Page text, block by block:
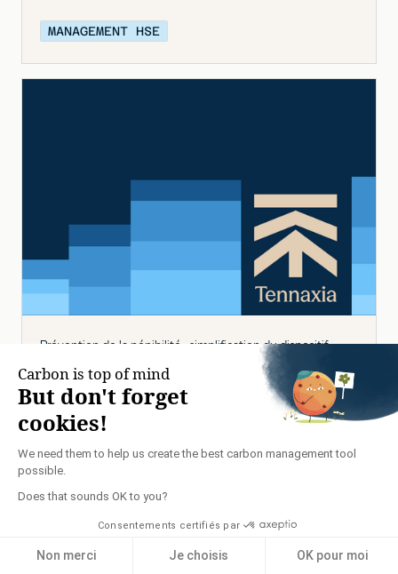
MANAGEMENT HSE
Prévention de la pénibilité : simplification du dispositif
La loi Rebsamen modifie le dispositif de pénibilité.
Les fiches individuelles sont remplacées par une
déclaration de l'employeur et les référentiels de
branches sont sécurisés.
MANAGEMENT HSE